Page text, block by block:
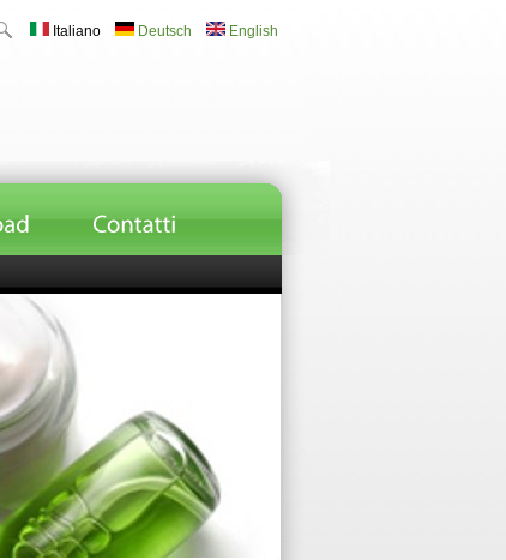
English
Deutsch
Italiano